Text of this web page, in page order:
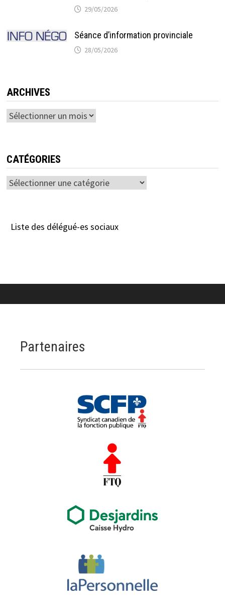
29/05/2026
Séance d’information provinciale
28/05/2026
ARCHIVES
Archives
CATÉGORIES
Catégories
Liste des délégué-es sociaux
Partenaires